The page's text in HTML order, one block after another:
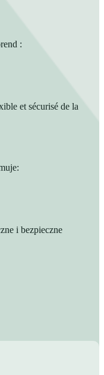
:
et sécurisé de la
i bezpieczne